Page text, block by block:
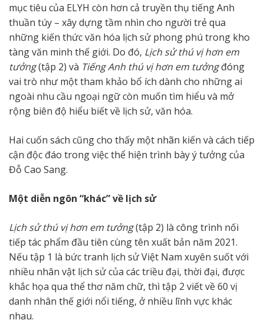
mục tiêu của ELYH còn hơn cả truyền thụ tiếng Anh
thuần túy – xây dựng tầm nhìn cho người trẻ qua
những kiến thức văn hóa lịch sử phong phú trong kho
tàng văn minh thế giới. Do đó, Lịch sử thú vị hơn em
tưởng(tập 2) và Tiếng Anh thú vị hơn em tưởngđóng
vai trò như một tham khảo bổ ích dành cho những ai
ngoài nhu cầu ngoại ngữ còn muốn tìm hiểu và mở
rộng biên độ hiểu biết về lịch sử, văn hóa.
Hai cuốn sách cũng cho thấy một nhãn kiến và cách tiếp
cận độc đáo trong việc thể hiện trình bày ý tưởng của
Đỗ Cao Sang.
Một diễn ngôn “khác” về lịch sử
Lịch sử thú vị hơn em tưởng(tập 2) là công trình nối
tiếp tác phẩm đầu tiên cùng tên xuất bản năm 2021.
Nếu tập 1 là bức tranh lịch sử Việt Nam xuyên suốt với
nhiều nhân vật lịch sử của các triều đại, thời đại, được
khắc họa qua thể thơ năm chữ, thì tập 2 viết về 60 vị
danh nhân thế giới nổi tiếng, ở nhiều lĩnh vực khác
nhau.